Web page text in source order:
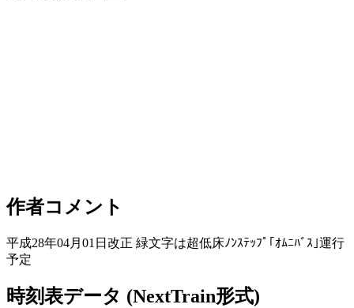
作者コメント
平成28年04月01日改正 緑文字は超低床ﾉﾝｽﾃｯﾌﾟ｢ｵﾑﾆﾊﾞｽ｣運行
予定
時刻表データ (NextTrain形式)